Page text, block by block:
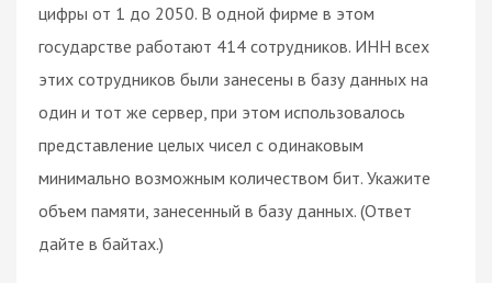
цифры от 1 до 2050. В одной фирме в этом
государстве работают 414 сотрудников. ИНН всех
этих сотрудников были занесены в базу данных на
один и тот же сервер, при этом использовалось
представление целых чисел с одинаковым
минимально возможным количеством бит. Укажите
объем памяти, занесенный в базу данных. (Ответ
дайте в байтах.)